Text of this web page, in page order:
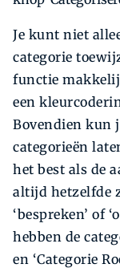
Je kunt niet
categorie
functie
een
Bovendien kun
categorieën
het best als de
altijd hetzelfde
‘bespreken’ of
hebben de
en ‘Categorie